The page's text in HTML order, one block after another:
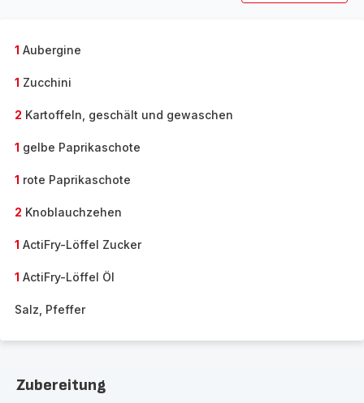
1 Aubergine
1 Zucchini
2 Kartoffeln, geschält und gewaschen
1 gelbe Paprikaschote
1 rote Paprikaschote
2 Knoblauchzehen
1 ActiFry-Löffel Zucker
1 ActiFry-Löffel Öl
Salz, Pfeffer
Zubereitung